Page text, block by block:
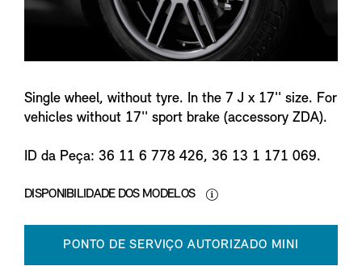
Single wheel, without tyre. In the 7 J x 17'' size. For
vehicles without 17'' sport brake (accessory ZDA).
ID da Peça: 36 11 6 778 426, 36 13 1 171 069.
DISPONIBILIDADE DOS MODELOS
PONTO DE SERVIÇO AUTORIZADO MINI